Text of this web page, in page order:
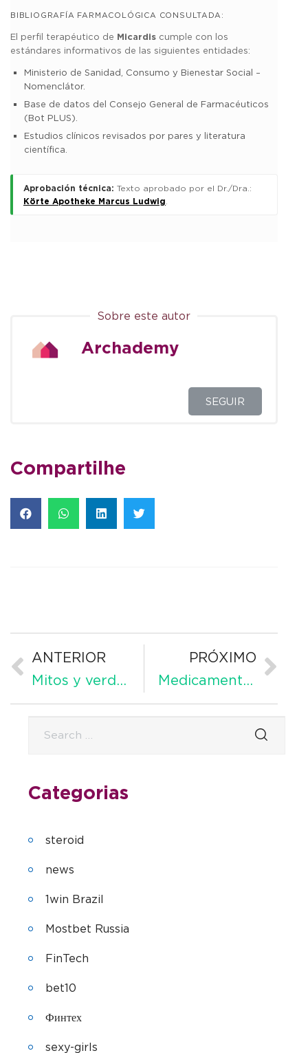
BIBLIOGRAFÍA FARMACOLÓGICA CONSULTADA:
El perfil terapéutico de Micardis cumple con los
estándares informativos de las siguientes entidades:
Ministerio de Sanidad, Consumo y Bienestar Social –
Nomenclátor.
Base de datos del Consejo General de Farmacéuticos
(Bot PLUS).
Estudios clínicos revisados por pares y literatura
científica.
Aprobación técnica: Texto aprobado por el Dr./Dra.:
Körte Apotheke Marcus Ludwig
Sobre este autor
Archademy
SEGUIR
Compartilhe
ANTERIOR
Mitos y verdades sobre Etoricoxib: desmitificando opiniones erróneas
PRÓXIMO
Medicamentos para las Edemas: Enfoque en el tratamiento de la enfermedad principal
Categorias
steroid
news
1win Brazil
Mostbet Russia
FinTech
bet10
Финтех
sexy-girls